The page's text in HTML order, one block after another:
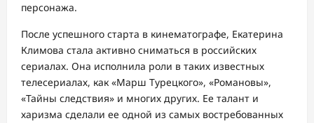
персонажа.
После успешного старта в кинематографе, Екатерина
Климова стала активно сниматься в российских
сериалах. Она исполнила роли в таких известных
телесериалах, как «Марш Турецкого», «Романовы»,
«Тайны следствия» и многих других. Ее талант и
харизма сделали ее одной из самых востребованных